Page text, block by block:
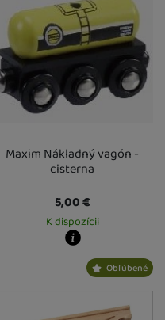
Maxim Nákladný vagón -
cisterna
5,00€
K dispozícii
Kdy zboží dostanete?
Osobný odber vo výdajnom mieste
Obľúbené